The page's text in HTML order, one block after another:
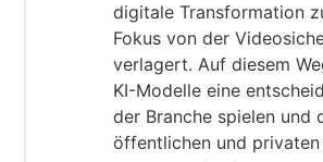
digitale Transformation
Fokus von der
verlagert. Auf diesem
KI-Modelle eine
der Branche spielen und
öffentlichen und